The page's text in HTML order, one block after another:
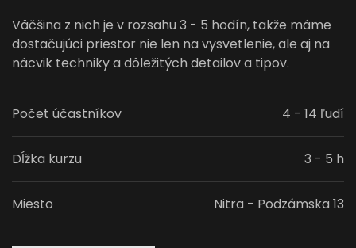
Väčšina z nich je v rozsahu 3 - 5 hodín, takže máme
dostačujúci priestor nie len na vysvetlenie, ale aj na
nácvik techniky a dôležitých detailov a tipov.
Počet účastníkov 4 - 14 ľudí
Dĺžka kurzu 3 - 5 h
Miesto Nitra - Podzámska 13